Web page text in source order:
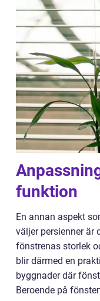
funktion
En annan aspekt
väljer persienner är
fönstrenas storlek
blir därmed en
byggnader där
Beroende på